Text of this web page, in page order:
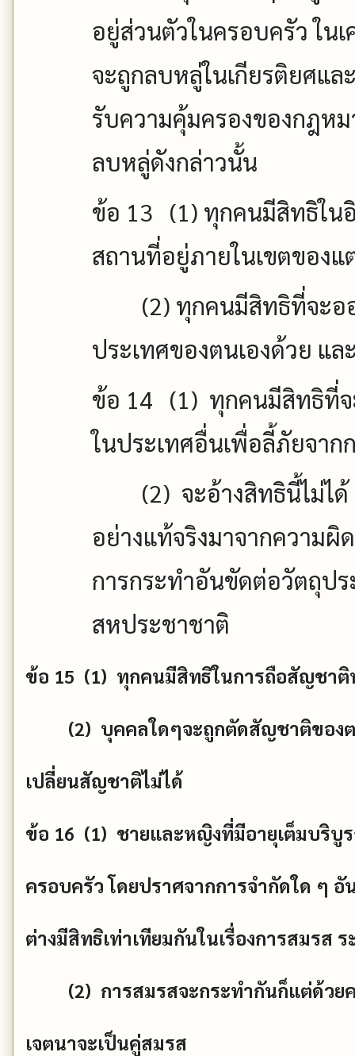
อยู่ส่วนตัวในครอบครัว ใน
จะถูกลบหลู่ในเกียรติยศแล
รับความคุ้มครองของกฎห
ลบหลู่ดังกล่าวนั้น
ข้อ 13 (1) ทุกคนมีสิทธิใน
สถานที่อยู่ภายในเขตของแ
(2) ทุกคนมีสิทธิที่จะอ
ประเทศของตนเองด้วย แ
ข้อ 14 (1) ทุกคนมีสิทธิที่
ในประเทศอื่นเพื่อลี้ภัยจาก
(2) จะอ้างสิทธินี้ไม่ไ
อย่างแท้จริงมาจากความผิ
การกระทำอันขัดต่อวัตถุป
สหประชาชาติ
ข้อ 15 (1) ทุกคนมีสิทธิในการถือสัญชาติ
(2) บุคคลใดๆจะถูกตัดสัญชาติของ
เปลี่ยนสัญชาติไม่ได้
ข้อ 16 (1) ชายและหญิงที่มีอายุเต็มบริบู
ครอบครัว โดยปราศจากการจำกัดใด ๆ
ต่างมีสิทธิเท่าเทียมกันในเรื่องการสมรส
(2) การสมรสจะกระทำกันก็แต่ด้วย
เจตนาจะเป็นคู่สมรส